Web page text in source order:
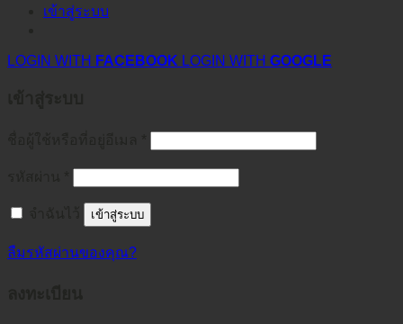
เข้าสู่ระบบ
LOGIN WITH FACEBOOK LOGIN WITH GOOGLE
เข้าสู่ระบบ
ลืมรหัสผ่านของคุณ?